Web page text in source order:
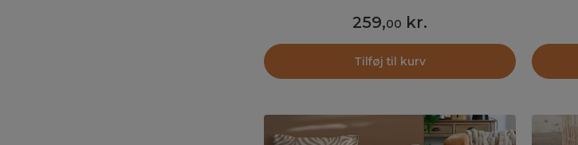
259,00 kr.
Tilføj til kurv